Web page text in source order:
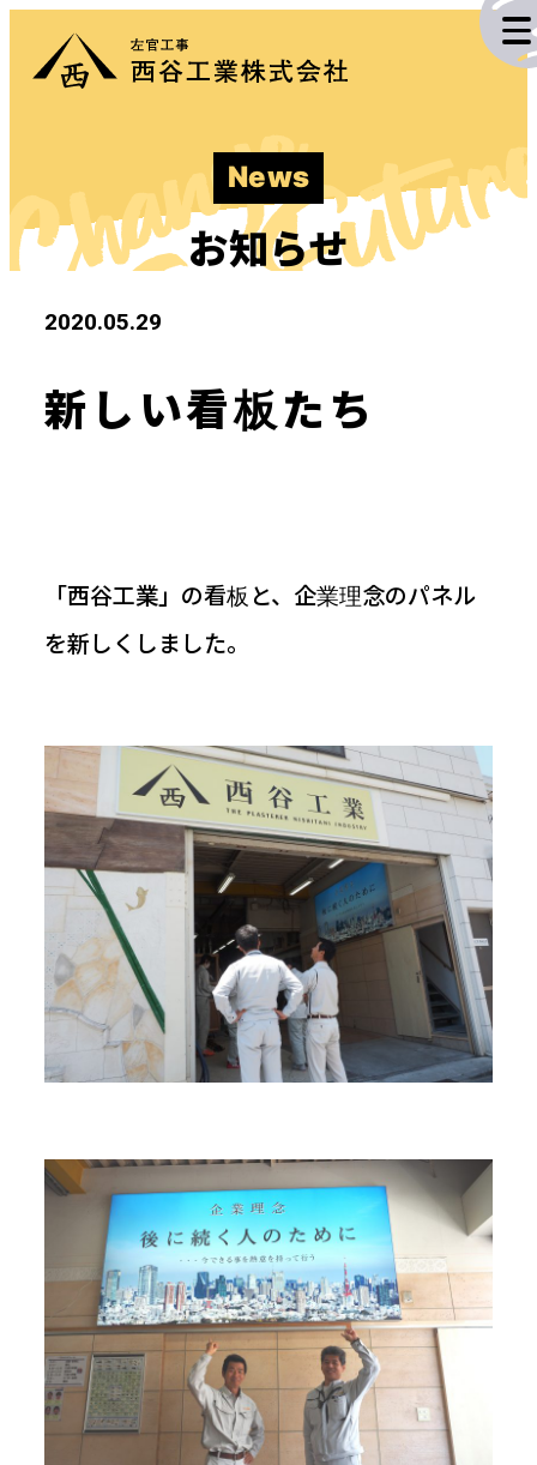
施工実績
企業情報
News
お知らせ
The
新しい看板たち
2020.05.29
「西谷工業」の看板と、企業理念のパネル
を新しくしました。
稿
ビ
ゲ